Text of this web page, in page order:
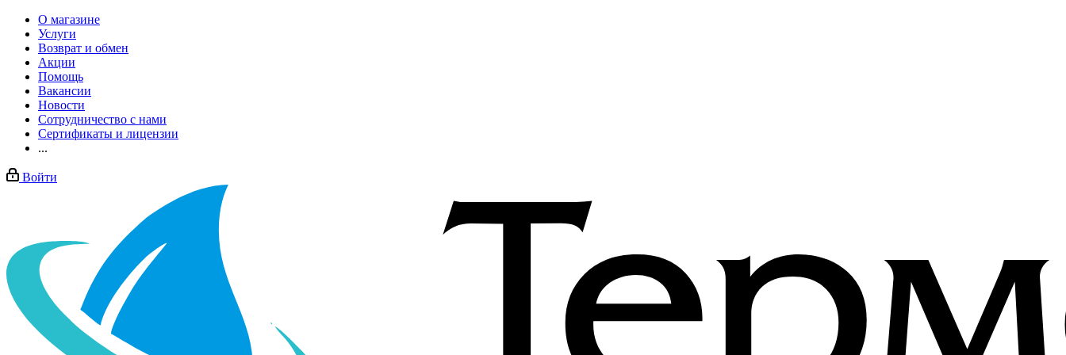
О магазине
Услуги
Возврат и обмен
Акции
Помощь
Вакансии
Новости
Сотрудничество с нами
Сертификаты и лицензии
...
Войти